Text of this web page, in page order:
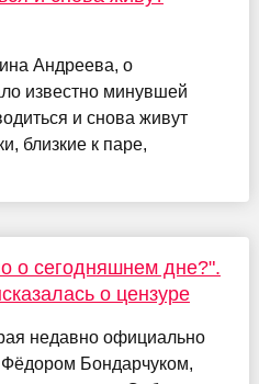
Андреева, о
известно минувшей
и снова живут
близкие к паре,
о сегодняшнем дне?".
о цензуре
недавно официально
Бондарчуком,